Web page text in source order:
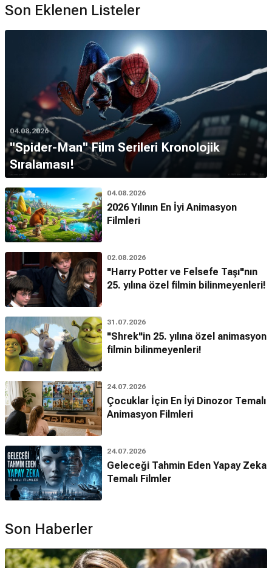
Son Eklenen Listeler
04.08.2026
''Spider-Man'' Film Serileri Kronolojik
Sıralaması!
04.08.2026
2026 Yılının En İyi Animasyon
Filmleri
02.08.2026
"Harry Potter ve Felsefe Taşı"nın
25. yılına özel filmin bilinmeyenleri!
31.07.2026
"Shrek"in 25. yılına özel animasyon
filmin bilinmeyenleri!
24.07.2026
Çocuklar İçin En İyi Dinozor Temalı
Animasyon Filmleri
24.07.2026
Geleceği Tahmin Eden Yapay Zeka
Temalı Filmler
Son Haberler